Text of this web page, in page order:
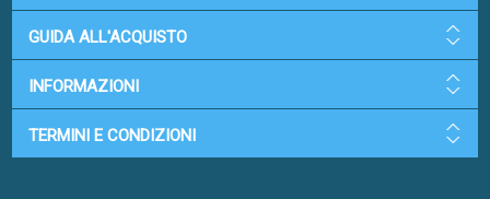
GUIDA ALL'ACQUISTO
INFORMAZIONI
TERMINI E CONDIZIONI